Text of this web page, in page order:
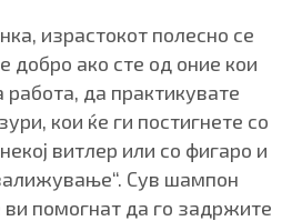
израстокот полесно се
добро ако сте од оние кои
да практикувате
кои ќе ги постигнете со
витлер или со фигаро и
Сув шампон
ви помогнат да го задржите